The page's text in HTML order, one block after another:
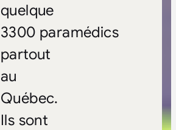
quelque
3300 paramédics
partout
au
Québec.
Ils sont